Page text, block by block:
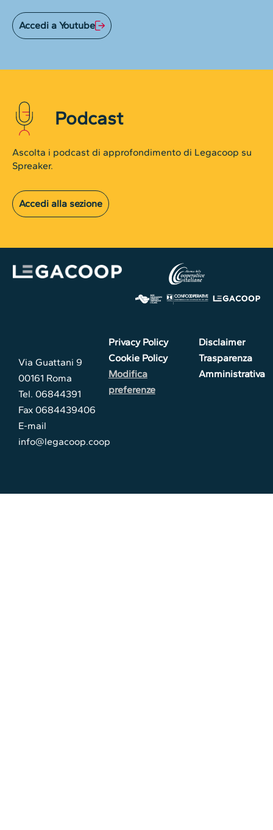
Accedi a Youtube
Podcast
Ascolta i podcast di approfondimento di Legacoop su
Spreaker.
Accedi alla sezione
Via Guattani 9
00161 Roma
Tel. 06844391
Fax 0684439406
E-mail
info@legacoop.coop
Privacy Policy
Cookie Policy
Modifica
preferenze
Disclaimer
Trasparenza
Amministrativa